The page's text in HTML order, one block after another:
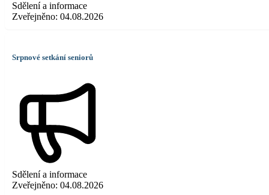
Sdělení a informace
Zveřejněno: 04.08.2026
Srpnové setkání seniorů
Sdělení a informace
Zveřejněno: 04.08.2026